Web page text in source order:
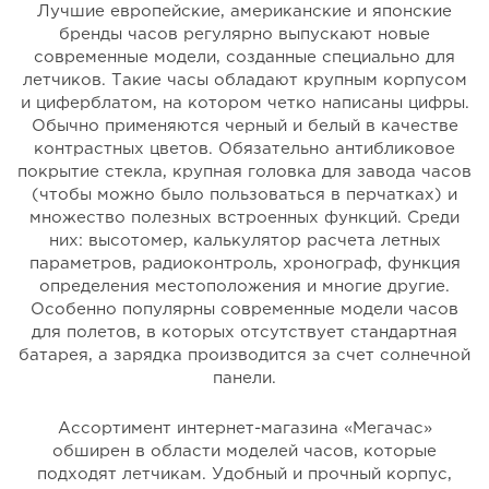
Лучшие европейские, американские и японские
бренды часов регулярно выпускают новые
современные модели, созданные специально для
летчиков. Такие часы обладают крупным корпусом
и циферблатом, на котором четко написаны цифры.
Обычно применяются черный и белый в качестве
контрастных цветов. Обязательно антибликовое
покрытие стекла, крупная головка для завода часов
(чтобы можно было пользоваться в перчатках) и
множество полезных встроенных функций. Среди
них: высотомер, калькулятор расчета летных
параметров, радиоконтроль, хронограф, функция
определения местоположения и многие другие.
Особенно популярны современные модели часов
для полетов, в которых отсутствует стандартная
батарея, а зарядка производится за счет солнечной
панели.
Ассортимент интернет-магазина «Мегачас»
обширен в области моделей часов, которые
подходят летчикам. Удобный и прочный корпус,